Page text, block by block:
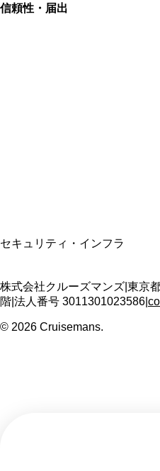
信頼性・届出
セキュリティ・インフラ
株式会社クルーズマンズ 東京
階 法人番号 3011301023586
© 2026 Cruisemans.